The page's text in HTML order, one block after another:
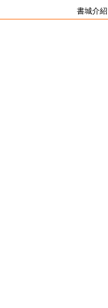
書城介紹